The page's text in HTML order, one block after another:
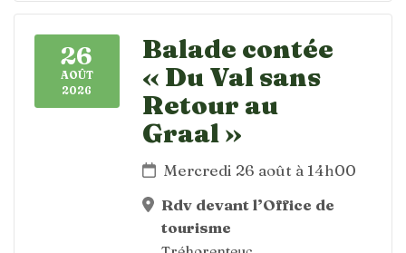
26
AOÛT
2026
Balade contée
« Du Val sans
Retour au
Graal »
Mercredi 26 août à 14h00
Rdv devant l’Office de
tourisme